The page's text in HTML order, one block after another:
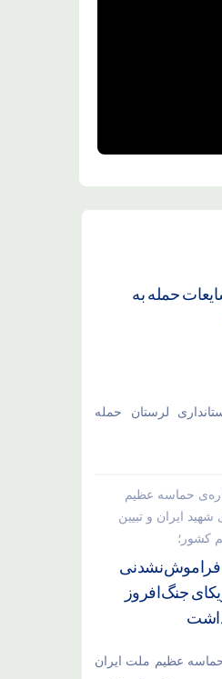
حمله به
لرستان حمله
حماسه عظیم
شهید ایران و تبیین
کشور؛
فراموش‌نشدنی
جنگ‌افروز
عظیم ملت ایران